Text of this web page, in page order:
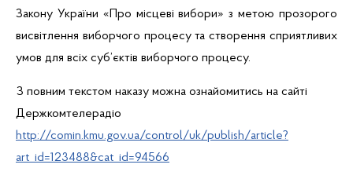
Закону України «Про місцеві вибори» з метою прозорого
висвітлення виборчого процесу та створення сприятливих
умов для всіх суб’єктів виборчого процесу.
З повним текстом наказу можна ознайомитись на сайті
Держкомтелерадіо
http://comin.kmu.gov.ua/control/uk/publish/article?
art_id=123488&cat_id=94566